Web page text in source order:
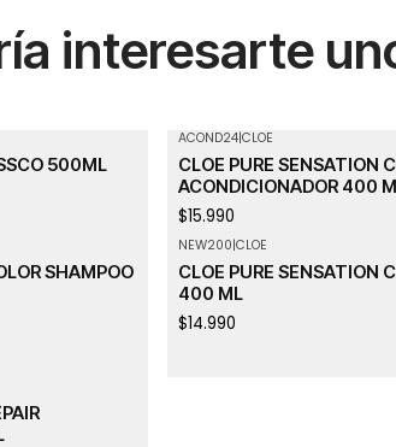
interesarte
500ML
ACOND24|CLOE
CLOE PURE SENSATION
ACONDICIONADOR 400
$15.990
SHAMPOO
NEW200|CLOE
CLOE PURE SENSATION
400 ML
$14.990